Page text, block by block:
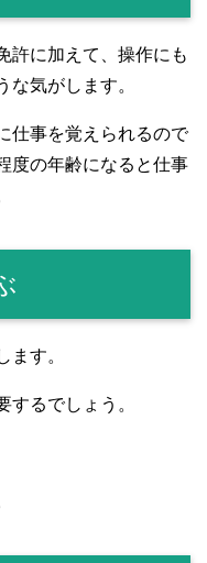
許に加えて、操作にも
な気がします。
仕事を覚えられるので
度の年齢になると仕事
ます。
するでしょう。